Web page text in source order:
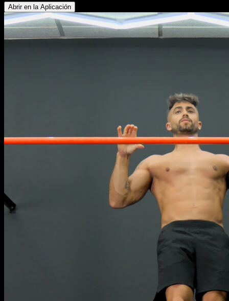
Abrir en la Aplicación